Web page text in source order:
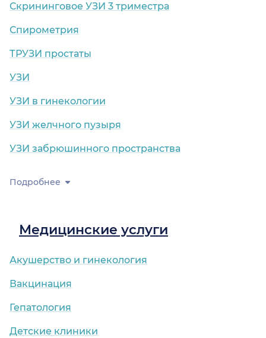
Скрининговое УЗИ 3 триместра
Спирометрия
ТРУЗИ простаты
УЗИ
УЗИ в гинекологии
УЗИ желчного пузыря
УЗИ забрюшинного пространства
Подробнее
Медицинские услуги
Акушерство и гинекология
Вакцинация
Гепатология
Детские клиники